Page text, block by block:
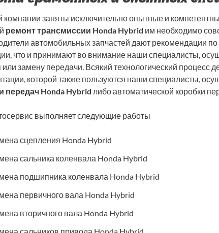
заняты исключительно опытные и
ремонт трансмиссии Honda Hybrid им необходимо
автомобильных запчастей дают рекомендации
что и принимают во внимание наши специалисты,
или замену передачи. Всякий технологический процесс
которой также пользуются наши специалисты,
передач Honda Hybrid либо автоматической коробки
выполняет следующие работы
сцепления Honda Hybrid
сальника коленвала Honda Hybrid
подшипника коленвала Honda Hybrid
первичного вала Honda Hybrid
вторичного вала Honda Hybrid